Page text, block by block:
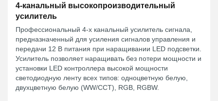
4-канальный высокопроизводительный
усилитель
Профессиональный 4-х канальный усилитель сигнала,
предназначенный для усиления сигналов управления и
передачи 12 В питания при наращивании LED подсветки.
Усилитель позволяет наращивать без потери мощности и
установки LED контроллера высокой мощности
светодиодную ленту всех типов: одноцветную белую,
двухцветную белую (WW/CCT), RGB, RGBW.